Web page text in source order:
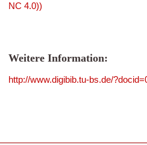
NC 4.0))
Weitere Information:
http://www.digibib.tu-bs.de/